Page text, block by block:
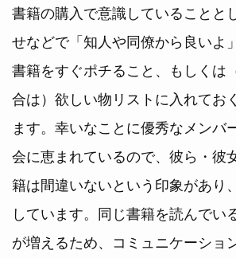
書籍の購入で意識していることと
せなどで「知人や同僚から良いよ
書籍をすぐポチること、もしくは
合は）欲しい物リストに入れてお
ます。幸いなことに優秀なメンバ
会に恵まれているので、彼ら・彼
籍は間違いないという印象があり
しています。同じ書籍を読んでい
が増えるため、コミュニケーショ